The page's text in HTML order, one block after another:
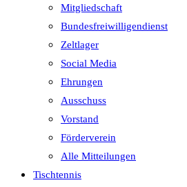
Mitgliedschaft
Bundesfreiwilligendienst
Zeltlager
Social Media
Ehrungen
Ausschuss
Vorstand
Förderverein
Alle Mitteilungen
Tischtennis